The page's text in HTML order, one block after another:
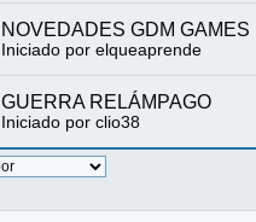
NOVEDADES GDM GAMES
Iniciado por elqueaprende
GUERRA RELÁMPAGO
Iniciado por clio38